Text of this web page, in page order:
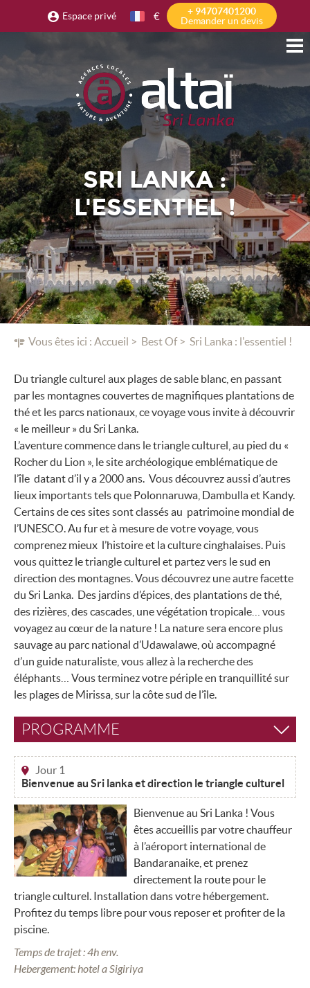
Espace privé €
+ 94707401200
Demander un devis
Vous êtes ici : Accueil Best Of Sri Lanka : l'essentiel !
SRI LANKA :
L'ESSENTIEL !
Du triangle culturel aux plages de sable blanc, en passant
par les montagnes couvertes de magnifiques plantations de
thé et les parcs nationaux, ce voyage vous invite à découvrir
« le meilleur » du Sri Lanka.
L’aventure commence dans le triangle culturel, au pied du «
Rocher du Lion », le site archéologique emblématique de
l’île datant d’il y a 2000 ans. Vous découvrez aussi d’autres
lieux importants tels que Polonnaruwa, Dambulla et Kandy.
Certains de ces sites sont classés au patrimoine mondial de
l’UNESCO. Au fur et à mesure de votre voyage, vous
comprenez mieux l’histoire et la culture cinghalaises. Puis
vous quittez le triangle culturel et partez vers le sud en
direction des montagnes. Vous découvrez une autre facette
du Sri Lanka. Des jardins d’épices, des plantations de thé,
des rizières, des cascades, une végétation tropicale… vous
voyagez au cœur de la nature ! La nature sera encore plus
sauvage au parc national d’Udawalawe, où accompagné
d’un guide naturaliste, vous allez à la recherche des
éléphants… Vous terminez votre périple en tranquillité sur
les plages de Mirissa, sur la côte sud de l’île.
PROGRAMME
Jour 1
Bienvenue au Sri lanka et direction le triangle culturel
Bienvenue au Sri Lanka ! Vous
êtes accueillis par votre chauffeur
à l’aéroport international de
Bandaranaike, et prenez
directement la route pour le
triangle culturel. Installation dans votre hébergement.
Profitez du temps libre pour vous reposer et profiter de la
piscine.
Temps de trajet : 4h env.
Hebergement: hotel a Sigiriya